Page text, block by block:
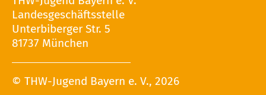
Landesgeschäftsstelle
Unterbiberger Str. 5
81737 München
© THW-Jugend Bayern e. V., 2026